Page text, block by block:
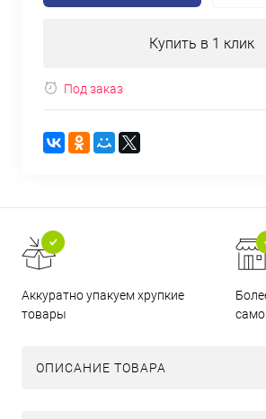
Купить в 1 клик
Под заказ
Аккуратно упакуем хрупкие
товары
ОПИСАНИЕ ТОВАРА